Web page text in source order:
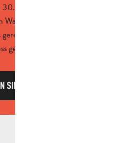
September wird der
per
und kann per
geregelt werden.
SIE SICH JEDEN TAG